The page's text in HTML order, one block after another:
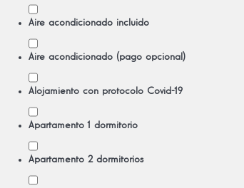
Aire acondicionado incluido
Aire acondicionado (pago opcional)
Alojamiento con protocolo Covid-19
Apartamento 1 dormitorio
Apartamento 2 dormitorios